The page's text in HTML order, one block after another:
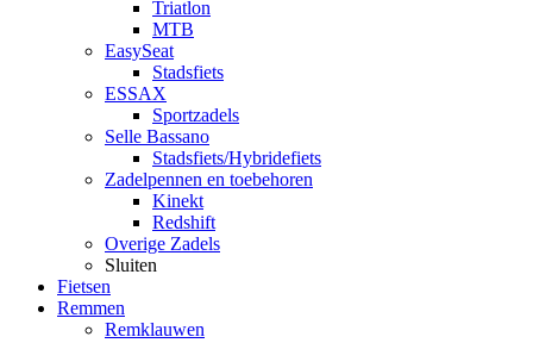
Triatlon
MTB
EasySeat
Stadsfiets
ESSAX
Sportzadels
Selle Bassano
Stadsfiets/Hybridefiets
Zadelpennen en toebehoren
Kinekt
Redshift
Overige Zadels
Sluiten
Fietsen
Remmen
Remklauwen